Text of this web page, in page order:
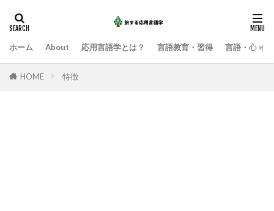
ホーム About 応用言語学とは？ 言語教育・習得 言語・心・
HOME 特徴